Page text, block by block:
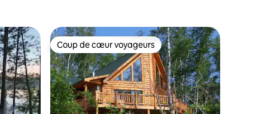
appréciés Coup de cœur voyageurs
Coup de cœur voyageurs